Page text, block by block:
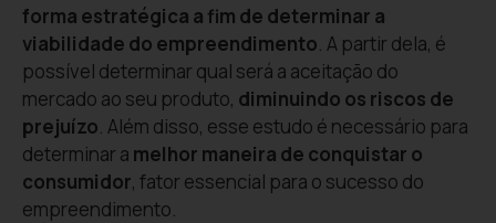
forma estratégica a fim de determinar a
viabilidade do empreendimento . A partir dela, é
possível determinar qual será a aceitação do
mercado ao seu produto, diminuindo os riscos de
prejuízo . Além disso, esse estudo é necessário para
determinar a melhor maneira de conquistar o
consumidor, fator essencial para o sucesso do
empreendimento.